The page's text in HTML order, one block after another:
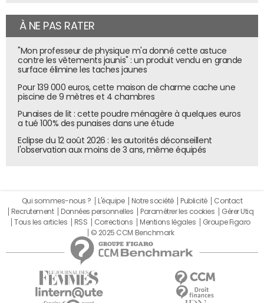
À NE PAS RATER
"Mon professeur de physique m'a donné cette astuce
contre les vêtements jaunis" : un produit vendu en grande
surface élimine les taches jaunes
Pour 139 000 euros, cette maison de charme cache une
piscine de 9 mètres et 4 chambres
Punaises de lit : cette poudre ménagère à quelques euros
a tué 100% des punaises dans une étude
Eclipse du 12 août 2026 : les autorités déconseillent
l'observation aux moins de 3 ans, même équipés
Qui sommes-nous ? L'équipe Notre société Publicité
Contact
Recrutement
Données personnelles Paramétrer les cookies
Gérer Utiq
Tous les articles
RSS Corrections Mentions légales
Groupe Figaro
© 2025 CCM Benchmark